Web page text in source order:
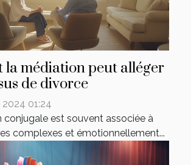
la médiation peut alléger
de divorce
01:24
conjugale est souvent associée à
complexes et émotionnellement...